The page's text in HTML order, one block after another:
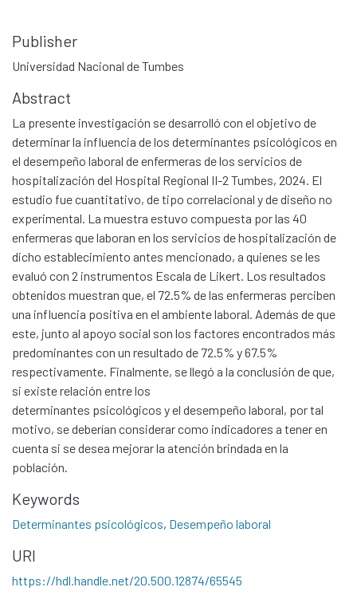
Communities & Collections
All of DSpace
Statistics
Publisher
Universidad Nacional de Tumbes
Abstract
La presente investigación se desarrolló con el objetivo de
determinar la influencia de los determinantes psicológicos en
el desempeño laboral de enfermeras de los servicios de
hospitalización del Hospital Regional II-2 Tumbes, 2024. El
estudio fue cuantitativo, de tipo correlacional y de diseño no
experimental. La muestra estuvo compuesta por las 40
enfermeras que laboran en los servicios de hospitalización de
dicho establecimiento antes mencionado, a quienes se les
evaluó con 2 instrumentos Escala de Likert. Los resultados
obtenidos muestran que, el 72.5% de las enfermeras perciben
una influencia positiva en el ambiente laboral. Además de que
este, junto al apoyo social son los factores encontrados más
predominantes con un resultado de 72.5% y 67.5%
respectivamente. Finalmente, se llegó a la conclusión de que,
si existe relación entre los
determinantes psicológicos y el desempeño laboral, por tal
motivo, se deberían considerar como indicadores a tener en
cuenta si se desea mejorar la atención brindada en la
población.
Keywords
Determinantes psicológicos, Desempeño laboral
URI
https://hdl.handle.net/20.500.12874/65545